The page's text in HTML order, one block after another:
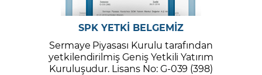
SPK YETKİ BELGEMİZ
Sermaye Piyasası Kurulu tarafından
yetkilendirilmiş Geniş Yetkili Yatırım
Kuruluşudur. Lisans No: G-039 (398)